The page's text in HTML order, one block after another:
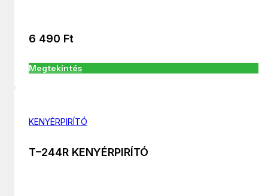
6 490 Ft
Megtekintés
KENYÉRPIRÍTÓ
T–244R KENYÉRPIRÍTÓ